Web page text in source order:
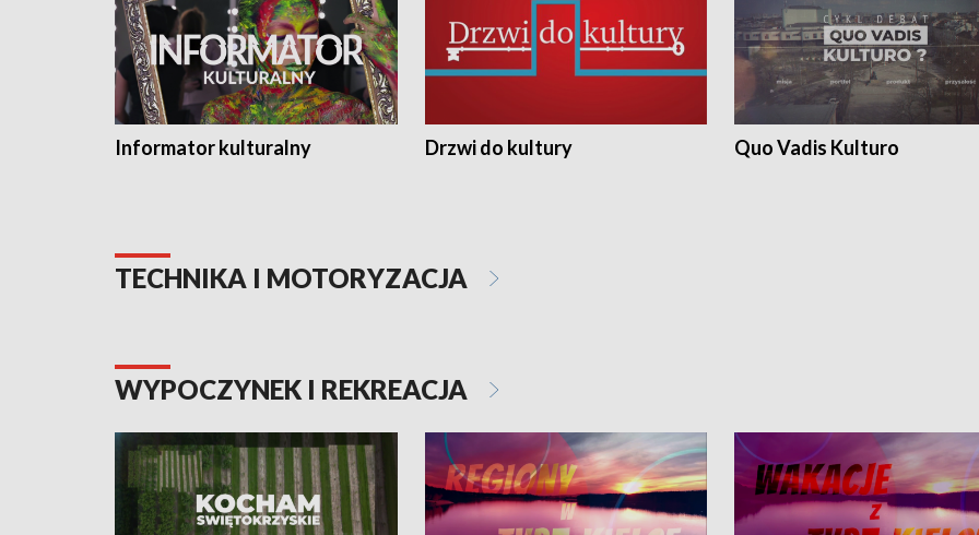
Informator kulturalny Drzwi do kultury Quo Vadis Kulturo
TECHNIKA I MOTORYZACJA
WYPOCZYNEK I REKREACJA